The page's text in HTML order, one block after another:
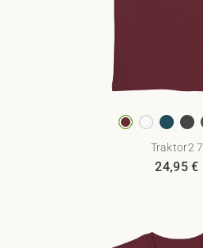
Traktor2 7
24,95€